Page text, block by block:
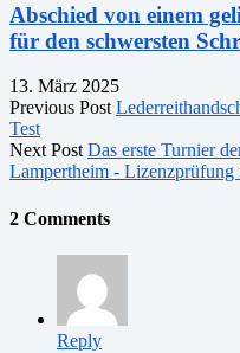
Abschied von einem
für den schwersten
13. März 2025
Previous Post
Test
Next Post Das erste Turnier
Lampertheim - Lizenzprüfung
2 Comments
Reply